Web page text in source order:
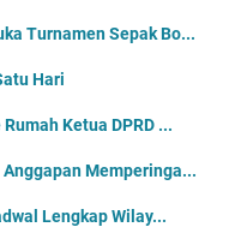
Turnamen Sepak Bo...
Hari
Ketua DPRD ...
Memperinga...
Lengkap Wilay...